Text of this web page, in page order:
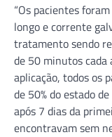
“Os pacientes
longo e corrente
tratamento sendo
de 50 minutos cada
aplicação, todos os
de 50% do estado
após 7 dias da
encontravam sem